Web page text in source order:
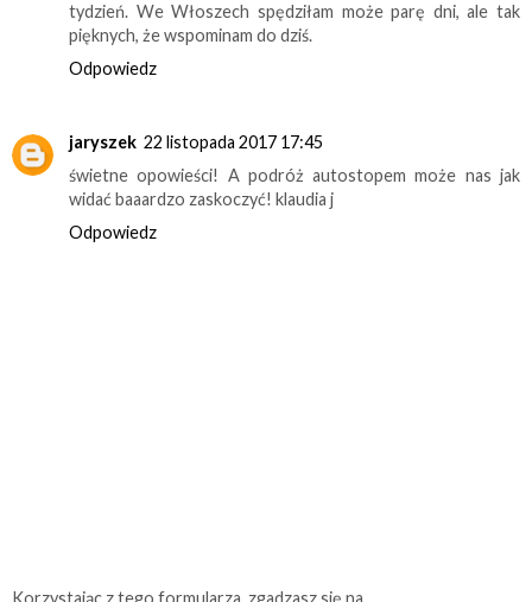
tydzień. We Włoszech spędziłam może parę dni, ale tak
pięknych, że wspominam do dziś.
Odpowiedz
jaryszek 22 listopada 2017 17:45
świetne opowieści! A podróż autostopem może nas jak
widać baaardzo zaskoczyć! klaudia j
Odpowiedz
Korzystając z tego formularza, zgadzasz się na